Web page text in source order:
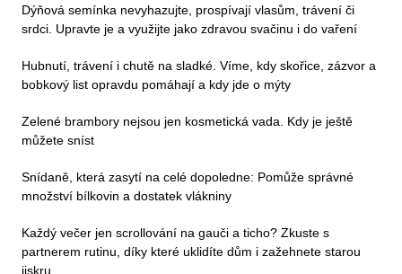
Dýňová semínka nevyhazujte, prospívají vlasům, trávení či
srdci. Upravte je a využijte jako zdravou svačinu i do vaření
Hubnutí, trávení i chutě na sladké. Víme, kdy skořice, zázvor a
bobkový list opravdu pomáhají a kdy jde o mýty
Zelené brambory nejsou jen kosmetická vada. Kdy je ještě
můžete sníst
Snídaně, která zasytí na celé dopoledne: Pomůže správné
množství bílkovin a dostatek vlákniny
Každý večer jen scrollování na gauči a ticho? Zkuste s
partnerem rutinu, díky které uklidíte dům i zažehnete starou
jiskru